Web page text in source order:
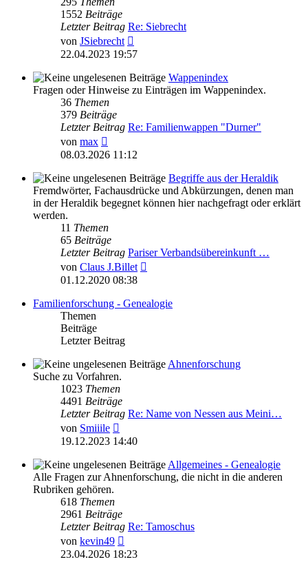
1552 Beiträge
Letzter Beitrag Re: Siebrecht
von JSiebrecht
Beitrag
22.04.2023 19:57
Wappenindex
Fragen oder Hinweise zu Einträgen im Wappenindex.
36 Themen
379 Beiträge
Letzter Beitrag Re: Familienwappen "Durner"
von max
Beitrag
08.03.2026 11:12
Begriffe aus der Heraldik
Fremdwörter, Fachausdrücke und Abkürzungen, denen man
in der Heraldik begegnet können hier nachgefragt oder erklärt
werden.
11 Themen
65 Beiträge
Letzter Beitrag Pariser Verbandsübereinkunft …
von Claus J.Billet
01.12.2020 08:38
Familienforschung - Genealogie
Themen
Beiträge
Letzter Beitrag
Ahnenforschung
Suche zu Vorfahren.
1023 Themen
4491 Beiträge
Letzter Beitrag Re: Name von Nessen aus Meini…
von Smiiile
Beitrag
19.12.2023 14:40
Allgemeines - Genealogie
Alle Fragen zur Ahnenforschung, die nicht in die anderen
Rubriken gehören.
618 Themen
2961 Beiträge
Letzter Beitrag Re: Tamoschus
von kevin49
Beitrag
23.04.2026 18:23